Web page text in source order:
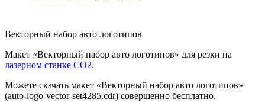
Векторный набор авто логотипов
Макет «Векторный набор авто логотипов» для резки на
лазерном станке СО2.
Можете скачать макет «Векторный набор авто логотипов»
(auto-logo-vector-set4285.cdr) совершенно бесплатно.